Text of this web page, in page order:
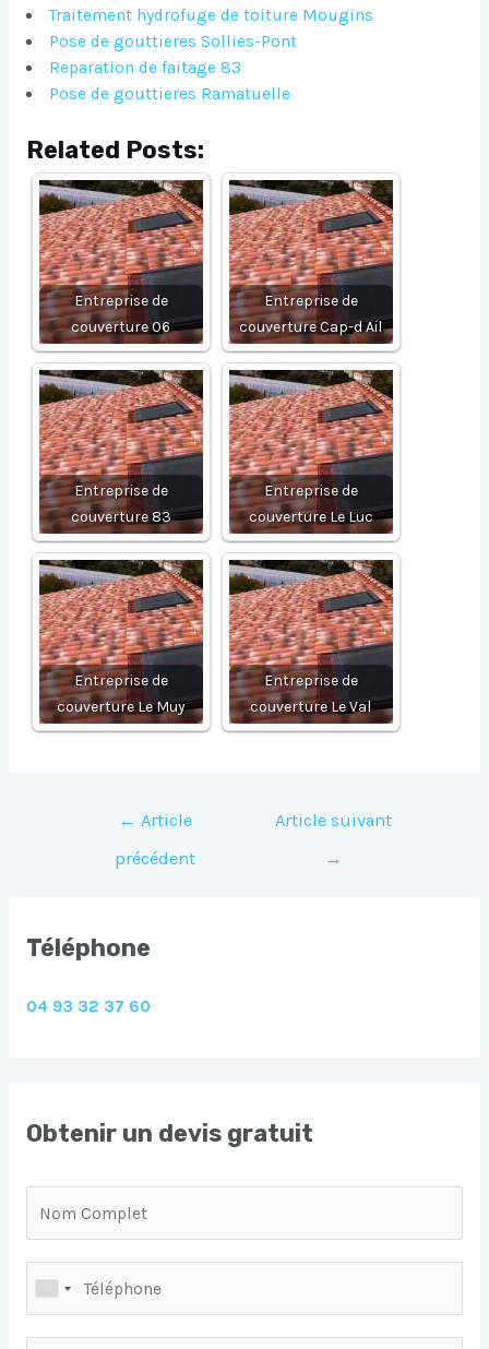
Traitement hydrofuge de toiture Mougins
Pose de gouttieres Sollies-Pont
Reparation de faitage 83
Pose de gouttieres Ramatuelle
Related Posts:
Entreprise de
couverture 06
Entreprise de
couverture Cap-d Ail
Entreprise de
couverture 83
Entreprise de
couverture Le Luc
Entreprise de
couverture Le Muy
Entreprise de
couverture Le Val
Navigation
l’article
← Article
précédent
Article suivant
→
Téléphone
04 93 32 37 60
Obtenir un devis gratuit